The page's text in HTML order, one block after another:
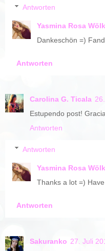
Antworten
Yasmina Rosa
Dankeschön =)
Antworten
Carolina G. Ticala
Estupendo post!
Antworten
Antworten
Yasmina Rosa
Thanks a lot =)
Antworten
Sakuranko 27. Juli